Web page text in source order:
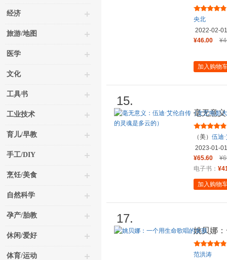
经济
旅游/地图
医学
文化
工具书
工业技术
育儿/早教
手工/DIY
烹饪/美食
自然科学
孕产/胎教
休闲/爱好
体育/运动
央北
2022-02-01
¥46.00
加入购物
15.
毫无意
的反骨
（美） 伍迪
2023-01-01
¥65.60
电子书：
加入购物
17.
姚贝娜
范洪涛